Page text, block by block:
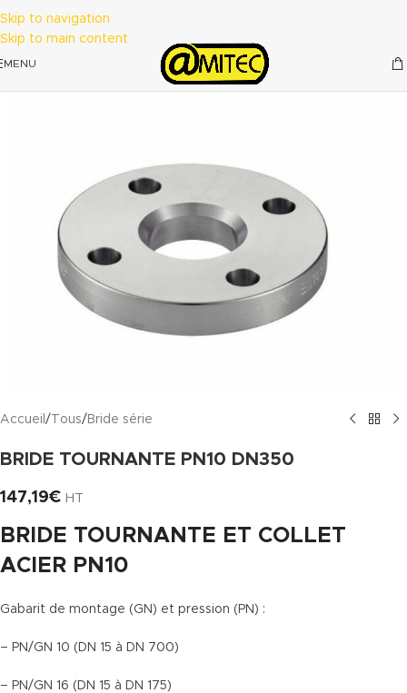
Skip to navigation
Skip to main content
MENU
Accueil /Tous/ Bride série
BRIDE TOURNANTE PN10 DN350
147,19€ HT
BRIDE TOURNANTE ET COLLET
ACIER PN10
Gabarit de montage (GN) et pression (PN) :
– PN/GN 10 (DN 15 à DN 700)
– PN/GN 16 (DN 15 à DN 175)